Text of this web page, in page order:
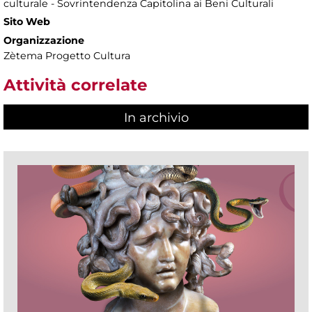
culturale - Sovrintendenza Capitolina ai Beni Culturali
Sito Web
Organizzazione
Zètema Progetto Cultura
Attività correlate
In archivio